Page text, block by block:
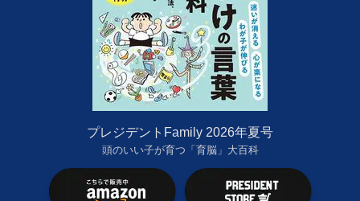
プレジデントFamily 2026年夏号
頭のいい子が育つ「育脳」大百科